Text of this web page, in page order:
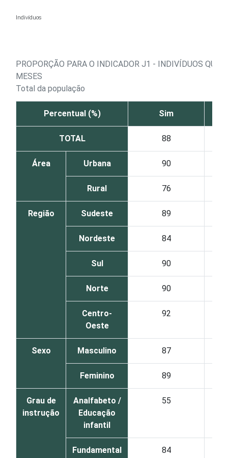
Indivíduos
PROPORÇÃO PARA O INDICADOR J1 - INDIVÍDUOS QUE
MESES
Total da população
Percentual (%) Sim
TOTAL 88
Área Urbana 90
Rural 76
Região Sudeste 89
Nordeste 84
Sul 90
Norte 90
Centro-
Oeste
92
Sexo Masculino 87
Feminino 89
Grau de
instrução
Analfabeto /
Educação
infantil
55
Fundamental 84